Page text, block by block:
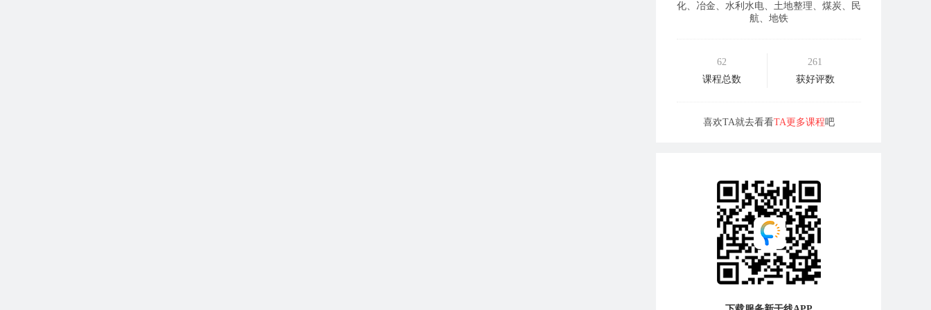
化、冶金、水利水电、土地整理、煤炭、民
航、地铁
62
课程总数
261
获好评数
喜欢TA就去看看TA更多课程吧